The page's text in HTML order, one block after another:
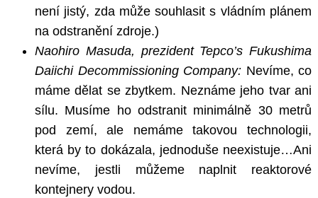
není jistý, zda může souhlasit s vládním plánem
na odstranění zdroje.)
Naohiro Masuda, prezident Tepco’s Fukushima
Daiichi Decommissioning Company: Nevíme, co
máme dělat se zbytkem. Neznáme jeho tvar ani
sílu. Musíme ho odstranit minimálně 30 metrů
pod zemí, ale nemáme takovou technologii,
která by to dokázala, jednoduše neexistuje…Ani
nevíme, jestli můžeme naplnit reaktorové
kontejnery vodou.